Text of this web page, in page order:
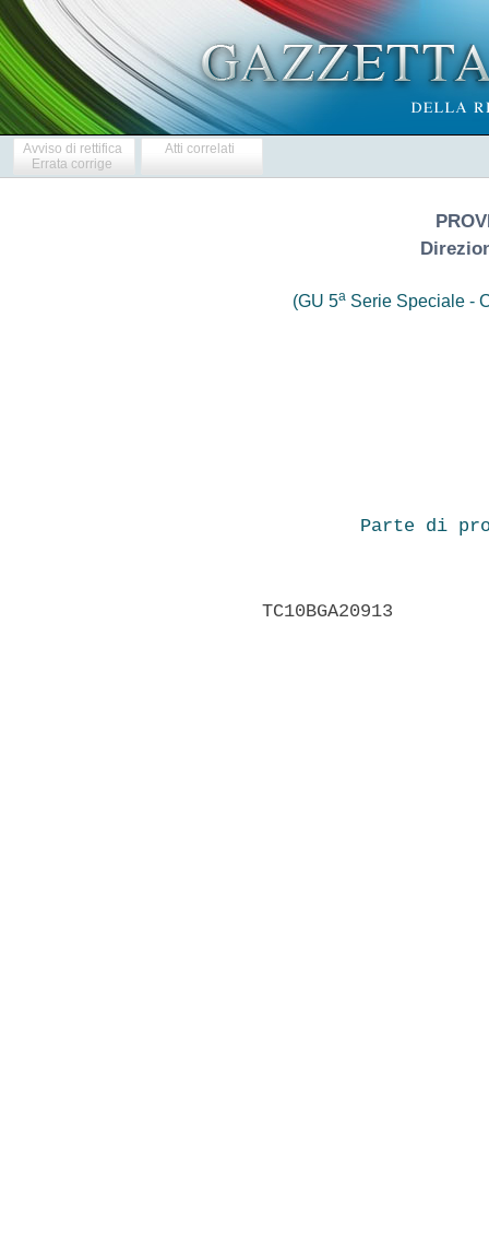
Avviso di rettifica
Errata corrige
Atti correlati
(GU 5a Serie Speciale -
Parte di